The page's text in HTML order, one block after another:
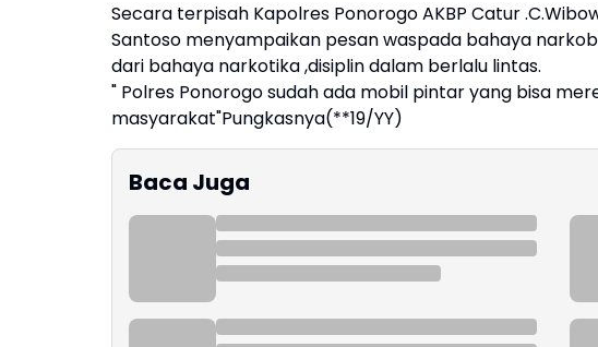
Secara terpisah Kapolres Ponorogo AKBP Catur
Santoso menyampaikan pesan waspada bahaya
dari bahaya narkotika ,disiplin dalam berlalu lintas.
" Polres Ponorogo sudah ada mobil pintar yang bisa
masyarakat"Pungkasnya(**19/YY)
Baca Juga